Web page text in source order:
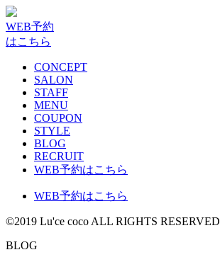
WEB予約
はこちら
CONCEPT
SALON
STAFF
MENU
COUPON
STYLE
BLOG
RECRUIT
WEB予約はこちら
WEB予約はこちら
©2019 Lu'ce coco ALL RIGHTS RESERVED
BLOG